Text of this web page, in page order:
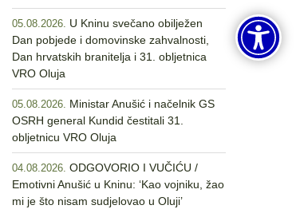
05.08.2026. U Kninu svečano obilježen
Dan pobjede i domovinske zahvalnosti,
Dan hrvatskih branitelja i 31. obljetnica
VRO Oluja
05.08.2026. Ministar Anušić i načelnik GS
OSRH general Kundid čestitali 31.
obljetnicu VRO Oluja
04.08.2026. ODGOVORIO I VUČIĆU /
Emotivni Anušić u Kninu: ‘Kao vojniku, žao
mi je što nisam sudjelovao u Oluji’